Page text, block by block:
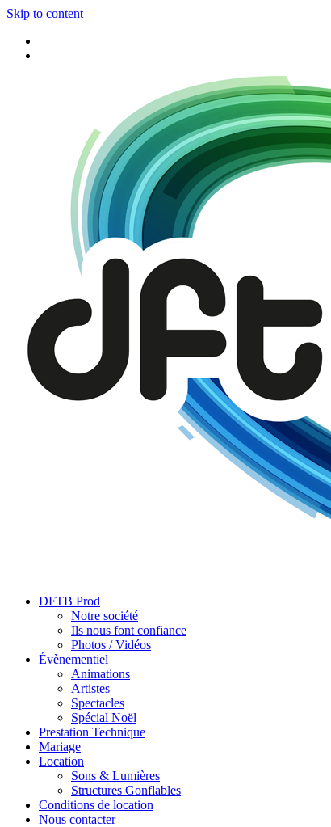
Skip to content
DFTB Prod
Notre société
Ils nous font confiance
Photos / Vidéos
Évènementiel
Animations
Artistes
Spectacles
Spécial Noël
Prestation Technique
Mariage
Location
Sons & Lumières
Structures Gonflables
Conditions de location
Nous contacter